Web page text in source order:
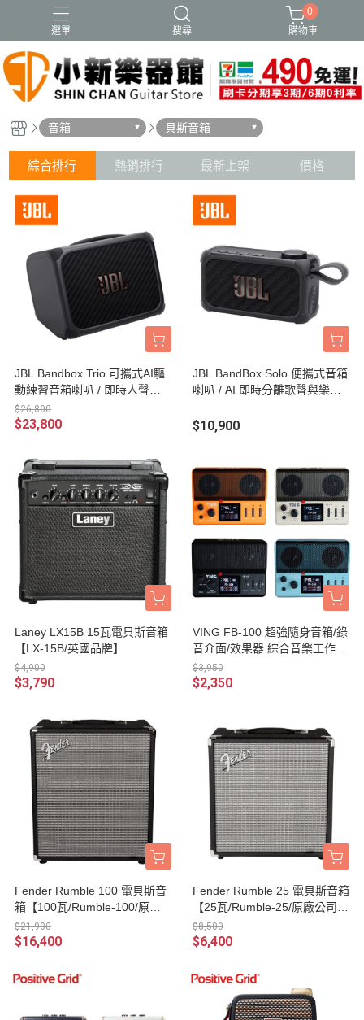
選單 搜尋
0
購物車
音箱 貝斯音箱
綜合排行 熱銷排行 最新上架 價格
JBL Bandbox Trio 可攜式AI驅
動練習音箱喇叭 / 即時人聲與
樂器聲分離 /經典吉他效果器模
擬 台灣公司貨
$26,800
$23,800
JBL BandBox Solo 便攜式音箱
喇叭 / AI 即時分離歌聲與樂器 /
$10,900
Laney LX15B 15瓦電貝斯音箱
【LX-15B/英國品牌】
$4,900
$3,790
VING FB-100 超強隨身音箱/錄
音介面/效果器 綜合音樂工作站
吉他/貝斯/電吉他 綜合效果器 F
B100
$3,950
$2,350
Fender Rumble 100 電貝斯音
箱【100瓦/Rumble-100/原廠
公司貨一年保固】
$21,900
$16,400
Fender Rumble 25 電貝斯音箱
【25瓦/Rumble-25/原廠公司貨
一年保固】
$8,500
$6,400